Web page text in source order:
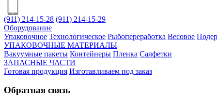
(911) 214-15-28 (911) 214-15-29
Оборудование
Упаковочное Технологическое Рыбопереработка Весовое
УПАКОВОЧНЫЕ МАТЕРИАЛЫ
Вакуумные пакеты Контейнеры Пленка Салфетки
ЗАПАСНЫЕ ЧАСТИ
Готовая продукция Изготавливаем под заказ
Обратная связь